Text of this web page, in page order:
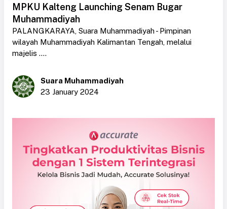
MPKU Kalteng Launching Senam Bugar
Muhammadiyah
PALANGKARAYA, Suara Muhammadiyah - Pimpinan
wilayah Muhammadiyah Kalimantan Tengah, melalui
majelis ....
Suara Muhammadiyah
23 January 2024